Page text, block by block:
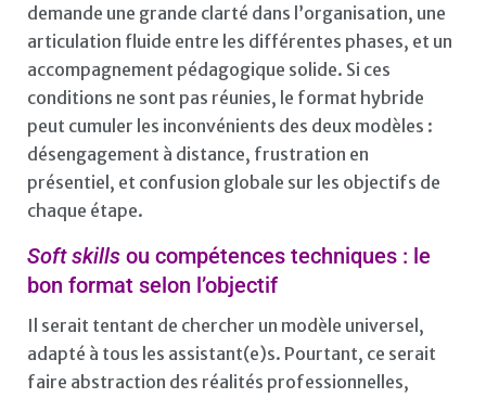
demande une grande clarté dans l’organisation, une
articulation fluide entre les différentes phases, et un
accompagnement pédagogique solide. Si ces
conditions ne sont pas réunies, le format hybride
peut cumuler les inconvénients des deux modèles :
désengagement à distance, frustration en
présentiel, et confusion globale sur les objectifs de
chaque étape.
Soft skills ou compétences techniques : le
bon format selon l’objectif
Il serait tentant de chercher un modèle universel,
adapté à tous les assistant(e)s. Pourtant, ce serait
faire abstraction des réalités professionnelles,